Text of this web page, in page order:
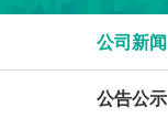
公司新闻
公告公示